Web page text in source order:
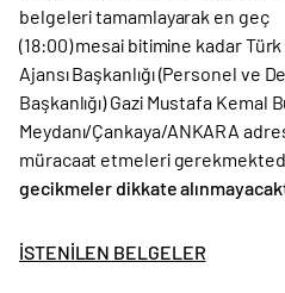
belgeleri tamamlayarak en
(18:00) mesai bitimine kadar
Ajansı Başkanlığı (Personel ve
Başkanlığı) Gazi Mustafa Kemal
Meydanı/Çankaya/ANKARA
müracaat etmeleri
gecikmeler dikkate
İSTENİLEN BELGELER